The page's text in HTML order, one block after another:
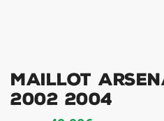
Maillot
2002 2004